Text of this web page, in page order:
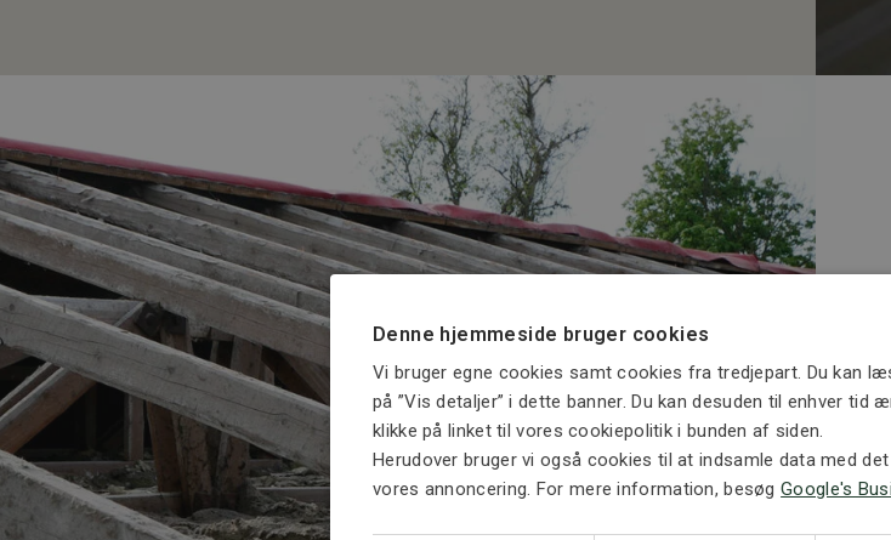
Denne hjemmeside bruger cookies
Vi bruger egne cookies samt cookies fra tredjepart. Du kan
på ”Vis detaljer” i dette banner. Du kan desuden til enhver
klikke på linket til vores cookiepolitik i bunden af siden.
Herudover bruger vi også cookies til at indsamle data med
vores annoncering. For mere information, besøgGoogle's